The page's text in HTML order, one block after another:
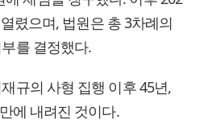
렸으며, 법원은 총 3차례의
를 결정했다.
규의 사형 집행 이후 45년,
에 내려진 것이다.